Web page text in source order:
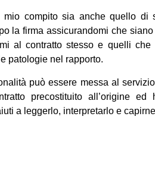
mio compito sia anche quello di
la firma assicurandomi che siano
al contratto stesso e quelli
patologie nel rapporto.
può essere messa al
precostituito all’origine
a leggerlo, interpretarlo e